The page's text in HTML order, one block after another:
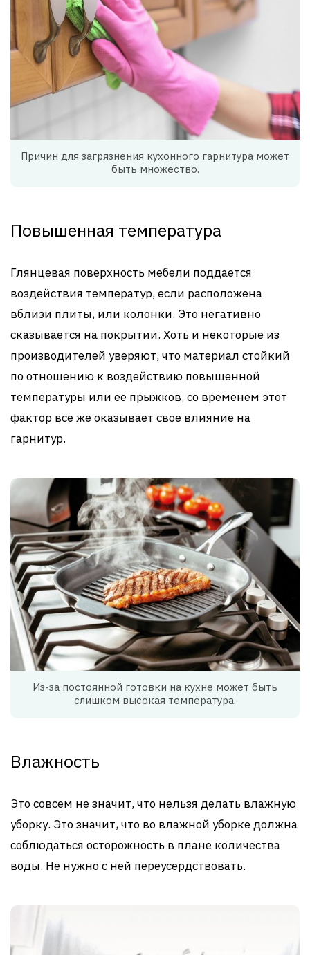
Причин для загрязнения кухонного гарнитура может
быть множество.
Повышенная температура
Глянцевая поверхность мебели поддается
воздействия температур, если расположена
вблизи плиты, или колонки. Это негативно
сказывается на покрытии. Хоть и некоторые из
производителей уверяют, что материал стойкий
по отношению к воздействию повышенной
температуры или ее прыжков, со временем этот
фактор все же оказывает свое влияние на
гарнитур.
Из-за постоянной готовки на кухне может быть
слишком высокая температура.
Влажность
Это совсем не значит, что нельзя делать влажную
уборку. Это значит, что во влажной уборке должна
соблюдаться осторожность в плане количества
воды. Не нужно с ней переусердствовать.